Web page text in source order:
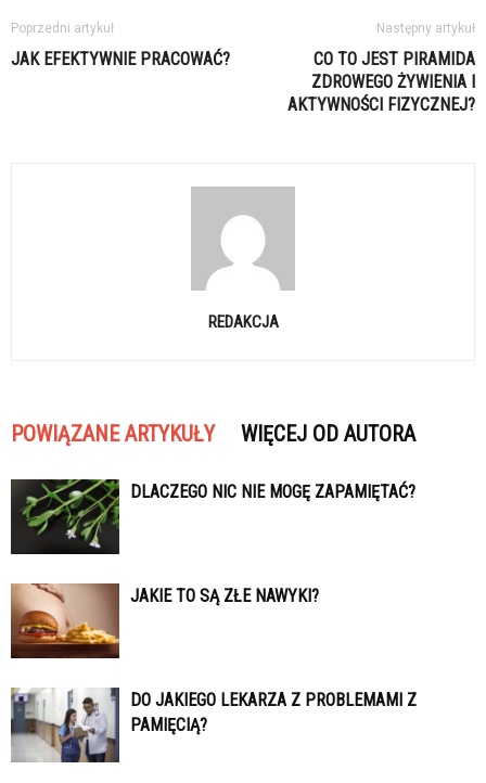
Poprzedni artykuł
JAK EFEKTYWNIE PRACOWAĆ?
Następny artykuł
CO TO JEST PIRAMIDA
ZDROWEGO ŻYWIENIA I
AKTYWNOŚCI FIZYCZNEJ?
REDAKCJA
POWIĄZANE ARTYKUŁY WIĘCEJ OD AUTORA
DLACZEGO NIC NIE MOGĘ ZAPAMIĘTAĆ?
JAKIE TO SĄ ZŁE NAWYKI?
DO JAKIEGO LEKARZA Z PROBLEMAMI Z
PAMIĘCIĄ?